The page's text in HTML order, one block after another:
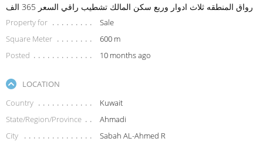
رواق المنطقه ثلاث ادوار وربع سكن المالك تشطيب راقي السعر 365 الف
Property for
Sale
Square Meter
600 m
Posted
10 months ago
LOCATION
Country
Kuwait
State/Region/Province
Ahmadi
City
Sabah AL-Ahmed R